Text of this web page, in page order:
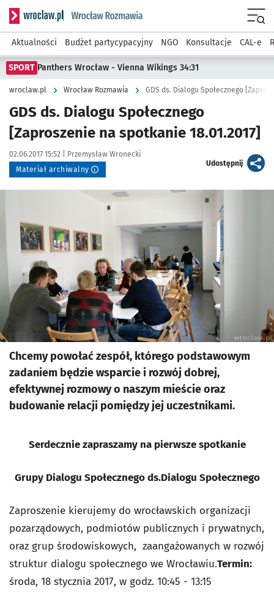
Serwis informacyjny wroclaw.pl podserwis: Rozmawia
Aktualności Budżet partycypacyjny NGO Konsultacje CAL-e
SPORT Panthers Wrocław - Vienna Wikings 34:31
wroclaw.pl Wrocław Rozmawia GDS ds. Dialogu Społecznego
GDS ds. Dialogu Społecznego
[Zaproszenie na spotkanie 18.01.2017]
Data publikacji:
02.06.2017 15:52 | Autor:
Przemysław Wronecki
Materiał archiwalny
Udostępnijartykuł
Chcemy powołać zespół, którego podstawowym
zadaniem będzie wsparcie i rozwój dobrej,
efektywnej rozmowy o naszym mieście oraz
budowanie relacji pomiędzy jej uczestnikami.
Serdecznie zapraszamy na pierwsze spotkanie
Grupy Dialogu Społecznego ds.Dialogu Społecznego
Zaproszenie kierujemy do wrocławskich organizacji
pozarządowych, podmiotów publicznych i prywatnych,
oraz grup środowiskowych, zaangażowanych w rozwój
struktur dialogu społecznego we Wrocławiu.Termin:
środa, 18 stycznia 2017, w godz. 10:45 - 13:15